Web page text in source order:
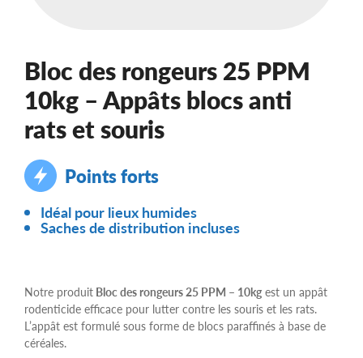
Bloc des rongeurs 25 PPM
10kg – Appâts blocs anti
rats et souris
Points forts
Idéal pour lieux humides
Saches de distribution incluses
Notre produit Bloc des rongeurs 25 PPM – 10kg est un appât
rodenticide efficace pour lutter contre les souris et les rats.
L’appât est formulé sous forme de blocs paraffinés à base de
céréales.